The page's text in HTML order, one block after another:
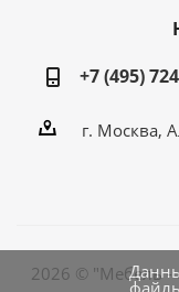
+7 (495)
г. Москва,
2026 © "Мебель -